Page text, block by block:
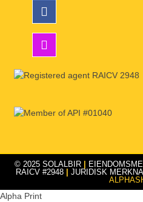
© 2025 SOLALBIR|
RAICV #2948
JURIDISK
Alpha Print